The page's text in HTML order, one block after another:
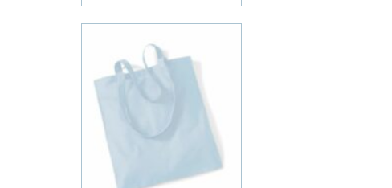
smøremidler. Vi
gennemgår her, hvad du
skal vide for at...